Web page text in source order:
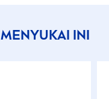
MENYUKAI INI